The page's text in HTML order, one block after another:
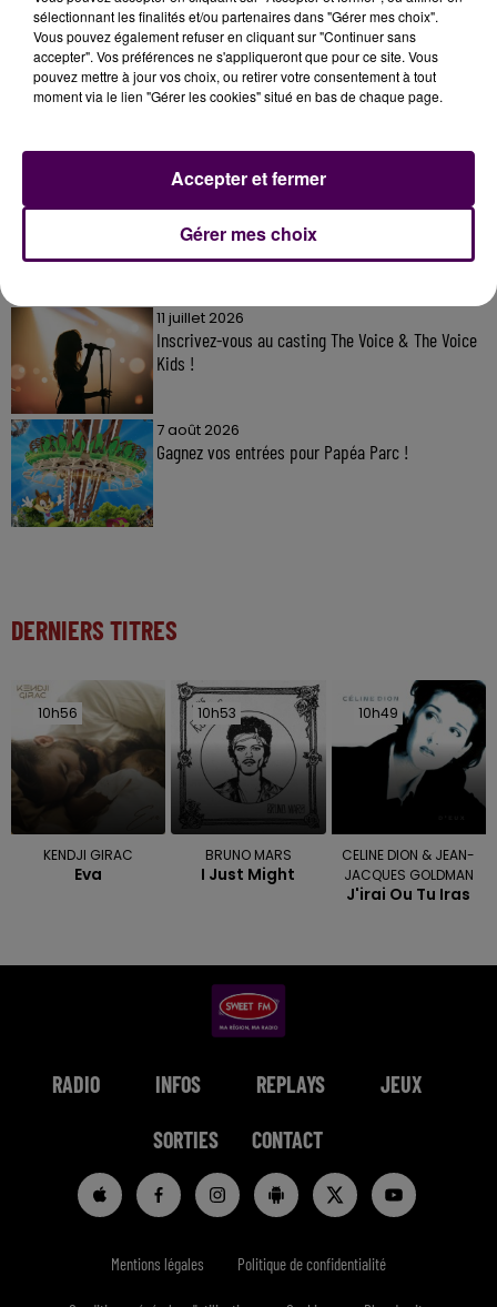
À LA UNE
7 août 2026
Gagnez vos pass pour le V and B Fest' 2026 !
11 juillet 2026
Inscrivez-vous au casting The Voice & The Voice
Kids !
7 août 2026
Gagnez vos entrées pour Papéa Parc !
DERNIERS TITRES
10h56
10h56
KENDJI GIRAC
Eva
10h53
10h53
BRUNO MARS
I Just Might
10h49
10h49
CELINE DION & JEAN-
JACQUES GOLDMAN
J'irai Ou Tu Iras
RADIO INFOS REPLAYS JEUX
SORTIES CONTACT
Mentions légales Politique de confidentialité
sélectionnant les finalités et/ou partenaires dans "Gérer mes choix".
Vous pouvez également refuser en cliquant sur "Continuer sans
accepter". Vos préférences ne s'appliqueront que pour ce site. Vous
pouvez mettre à jour vos choix, ou retirer votre consentement à tout
moment via le lien "Gérer les cookies" situé en bas de chaque page.
Gérer mes choix
Accepter et fermer